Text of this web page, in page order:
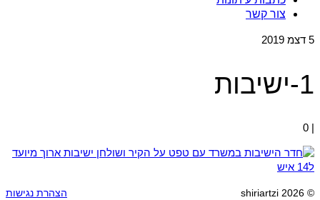
צור קשר
5 דצמ 2019
1-ישיבות
|
0
הצהרת נגישות © 2026 shiriartzi